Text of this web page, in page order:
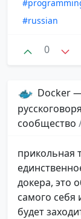
#russian
0
Docker
сообщество
прикольная
докера, это
самого себя
будет